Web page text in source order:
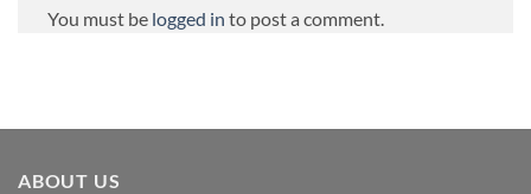
You must be logged in to post a comment.
ABOUT US